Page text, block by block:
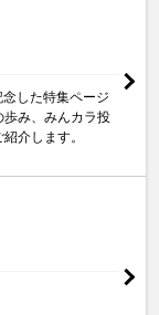
した特集ページ
み、みんカラ投
介します。